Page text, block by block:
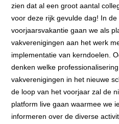
zien dat al een groot aantal
voor deze rijk gevulde dag! In
voorjaarsvakantie gaan we als
vakverenigingen aan het werk
implementatie van kerndoelen.
denken welke
vakverenigingen in het nieuwe
de loop van het voorjaar zal de
platform live gaan waarmee we
informeren over de diverse